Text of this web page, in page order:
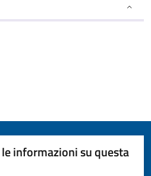
informazioni su questa